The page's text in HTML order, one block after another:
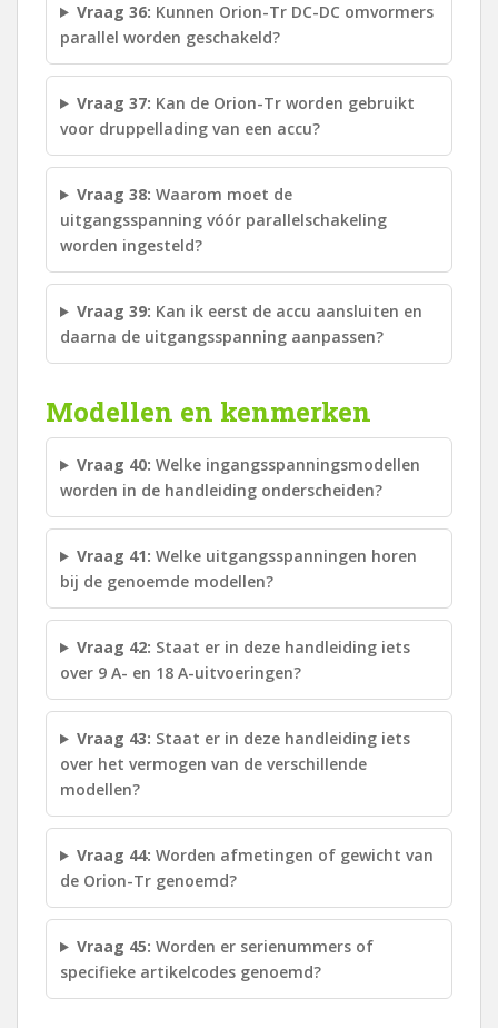
Vraag 36: Kunnen Orion-Tr DC-DC omvormers
parallel worden geschakeld?
Vraag 37: Kan de Orion-Tr worden gebruikt
voor druppellading van een accu?
Vraag 38: Waarom moet de
uitgangsspanning vóór parallelschakeling
worden ingesteld?
Vraag 39: Kan ik eerst de accu aansluiten en
daarna de uitgangsspanning aanpassen?
Modellen en kenmerken
Vraag 40: Welke ingangsspanningsmodellen
worden in de handleiding onderscheiden?
Vraag 41: Welke uitgangsspanningen horen
bij de genoemde modellen?
Vraag 42: Staat er in deze handleiding iets
over 9 A- en 18 A-uitvoeringen?
Vraag 43: Staat er in deze handleiding iets
over het vermogen van de verschillende
modellen?
Vraag 44: Worden afmetingen of gewicht van
de Orion-Tr genoemd?
Vraag 45: Worden er serienummers of
specifieke artikelcodes genoemd?